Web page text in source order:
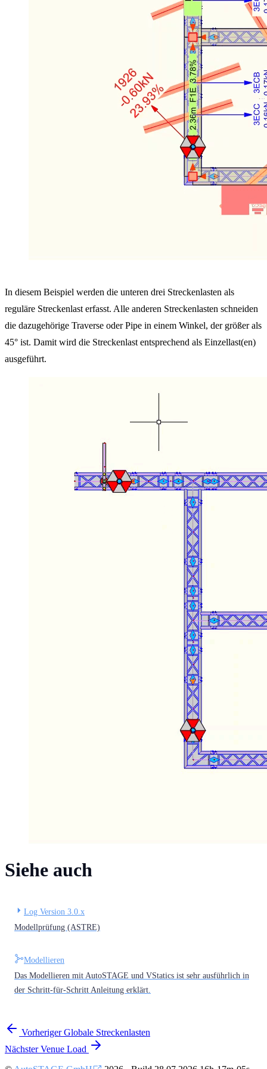
In diesem Beispiel werden die unteren drei Streckenlasten als
reguläre Streckenlast erfasst. Alle anderen Streckenlasten schneiden
die dazugehörige Traverse oder Pipe in einem Winkel, der größer als
45° ist. Damit wird die Streckenlast entsprechend als Einzellast(en)
ausgeführt.
Siehe auch
Log Version 3.0.x
Modellprüfung (ASTRE)
Modellieren
Das Modellieren mit AutoSTAGE und VStatics ist sehr ausführlich in
der Schritt-für-Schritt Anleitung erklärt.
Vorheriger Globale Streckenlasten
Nächster Venue Load